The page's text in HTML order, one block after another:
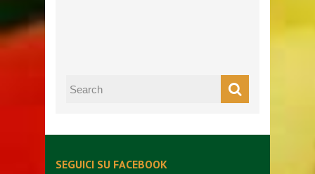
SEGUICI SU FACEBOOK